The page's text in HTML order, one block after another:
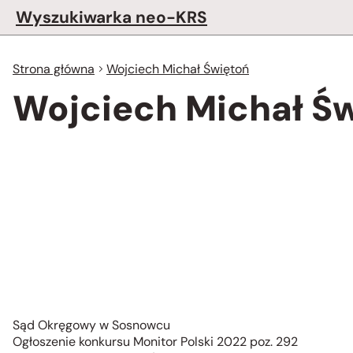
Wyszukiwarka neo-KRS
Strona główna Wojciech Michał Świętoń
Wojciech Michał
Sąd Okręgowy w Sosnowcu
Ogłoszenie konkursu Monitor Polski 2022 poz. 292